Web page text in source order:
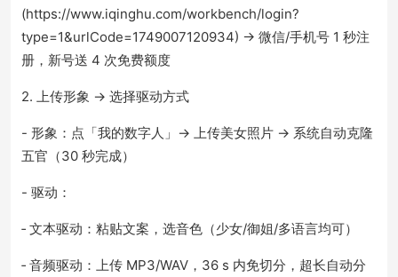
(https://www.iqinghu.com/workbench/login?
type=1&urlCode=1749007120934) → 微信/手机号 1 秒注
册，新号送 4 次免费额度
2. 上传形象 → 选择驱动方式
- 形象：点「我的数字人」→ 上传美女照片 → 系统自动克隆
五官（30 秒完成）
- 驱动：
‑ 文本驱动：粘贴文案，选音色（少女/御姐/多语言均可）
‑ 音频驱动：上传 MP3/WAV，36 s 内免切分，超长自动分